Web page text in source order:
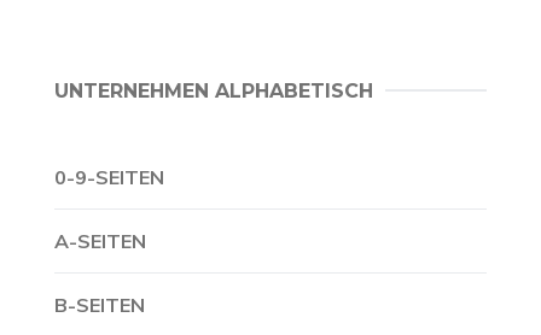
UNTERNEHMEN ALPHABETISCH
0-9-SEITEN
A-SEITEN
B-SEITEN